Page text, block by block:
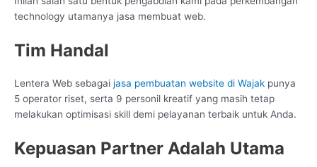
technology utamanya jasa membuat web.
Tim Handal
Lentera Web sebagai jasa pembuatan website di Wajak punya
5 operator riset, serta 9 personil kreatif yang masih tetap
melakukan optimisasi skill demi pelayanan terbaik untuk Anda.
Kepuasan Partner Adalah Utama